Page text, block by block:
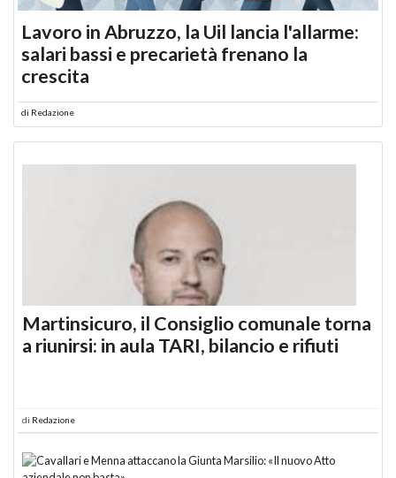
Lavoro in Abruzzo, la Uil lancia l'allarme:
salari bassi e precarietà frenano la
crescita
di Redazione
Martinsicuro, il Consiglio comunale torna
a riunirsi: in aula TARI, bilancio e rifiuti
di Redazione